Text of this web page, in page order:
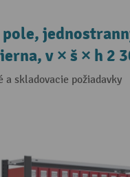
v × š × h 2
skladovacie požiadavky